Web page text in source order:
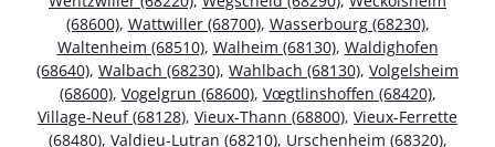
(68600), Wattwiller (68700), Wasserbourg (68230),
Waltenheim (68510), Walheim (68130), Waldighofen
(68640), Walbach (68230), Wahlbach (68130), Volgelsheim
(68600), Vogelgrun (68600), Vœgtlinshoffen (68420),
Village-Neuf (68128), Vieux-Thann (68800), Vieux-Ferrette
(68480), Valdieu-Lutran (68210), Urschenheim (68320),